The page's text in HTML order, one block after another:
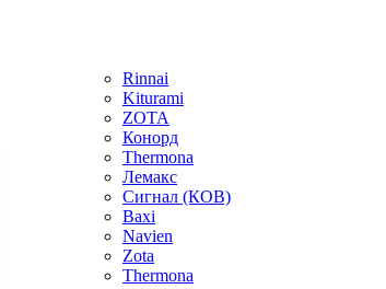
Rinnai
Kiturami
ZOTA
Конорд
Thermona
Лемакс
Сигнал (КОВ)
Baxi
Navien
Zota
Thermona